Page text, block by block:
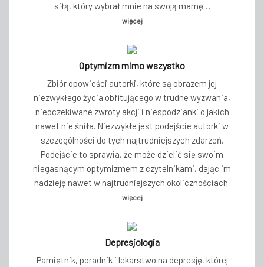
siłą, który wybrał mnie na swoją mamę…
więcej
Optymizm mimo wszystko
Zbiór opowieści autorki, które są obrazem jej
niezwykłego życia obfitującego w trudne wyzwania,
nieoczekiwane zwroty akcji i niespodzianki o jakich
nawet nie śniła. Niezwykłe jest podejście autorki w
szczególności do tych najtrudniejszych zdarzeń.
Podejście to sprawia, że może dzielić się swoim
niegasnącym optymizmem z czytelnikami, dając im
nadzieję nawet w najtrudniejszych okolicznościach.
więcej
Depresjologia
Pamiętnik, poradnik i lekarstwo na depresję, której